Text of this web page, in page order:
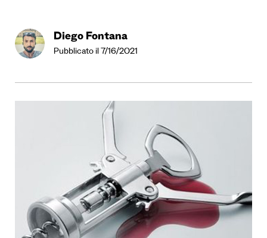
Diego Fontana
Pubblicato il 7/16/2021